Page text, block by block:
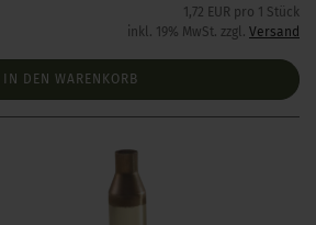
1,72 EUR pro 1 Stück
inkl. 19% MwSt. zzgl. Versand
IN DEN WARENKORB